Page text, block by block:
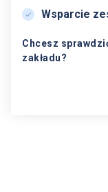
Wsparcie
Chcesz
zakładu?